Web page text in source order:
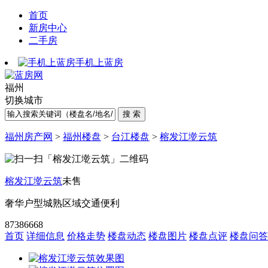
首页
新房中心
二手房
手机上蓝房
福州
切换城市
福州房产网 > 福州楼盘 > 台江楼盘 > 榕发江墘云筑
榕发江墘云筑未售
奢华户型城熟区域交通便利
87386668
首页 详细信息 价格走势 楼盘动态 楼盘图片 楼盘点评 楼盘问答